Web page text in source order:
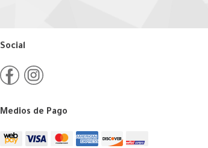
Social
Medios de Pago